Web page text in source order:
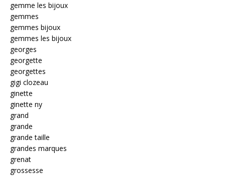
gemme les bijoux
gemmes
gemmes bijoux
gemmes les bijoux
georges
georgette
georgettes
gigi clozeau
ginette
ginette ny
grand
grande
grande taille
grandes marques
grenat
grossesse